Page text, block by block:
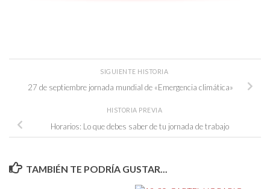
SIGUIENTE HISTORIA
27 de septiembre jornada mundial de «Emergencia climática»
HISTORIA PREVIA
Horarios: Lo que debes saber de tu jornada de trabajo
TAMBIÉN TE PODRÍA GUSTAR...